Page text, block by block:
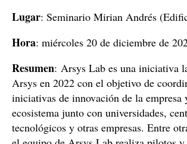
Lugar: Seminario Mirian Andrés
Hora: miércoles 20 de diciembre de
Resumen: Arsys Lab es una iniciativa
Arsys en 2022 con el objetivo de
iniciativas de innovación de la empresa
ecosistema junto con universidades,
tecnológicos y otras empresas. Entre